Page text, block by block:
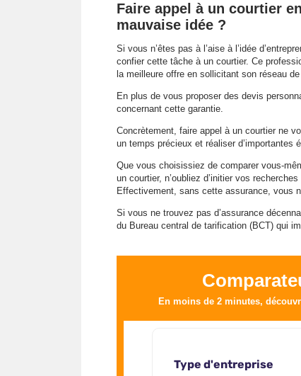
Faire appel à un courtier
mauvaise idée ?
Si vous n’êtes pas à l’aise à l’idée
confier cette tâche à un courtier. Ce
la meilleure offre en sollicitant son réseau
En plus de vous proposer des devis
concernant cette garantie.
Concrètement, faire appel à un courtier ne
un temps précieux et réaliser d’importantes
Que vous choisissiez de comparer vous-
un courtier, n’oubliez d’initier vos
Effectivement, sans cette assurance, vous
Si vous ne trouvez pas d’assurance
du Bureau central de tarification (BCT) qui
En moins de 2 minutes,